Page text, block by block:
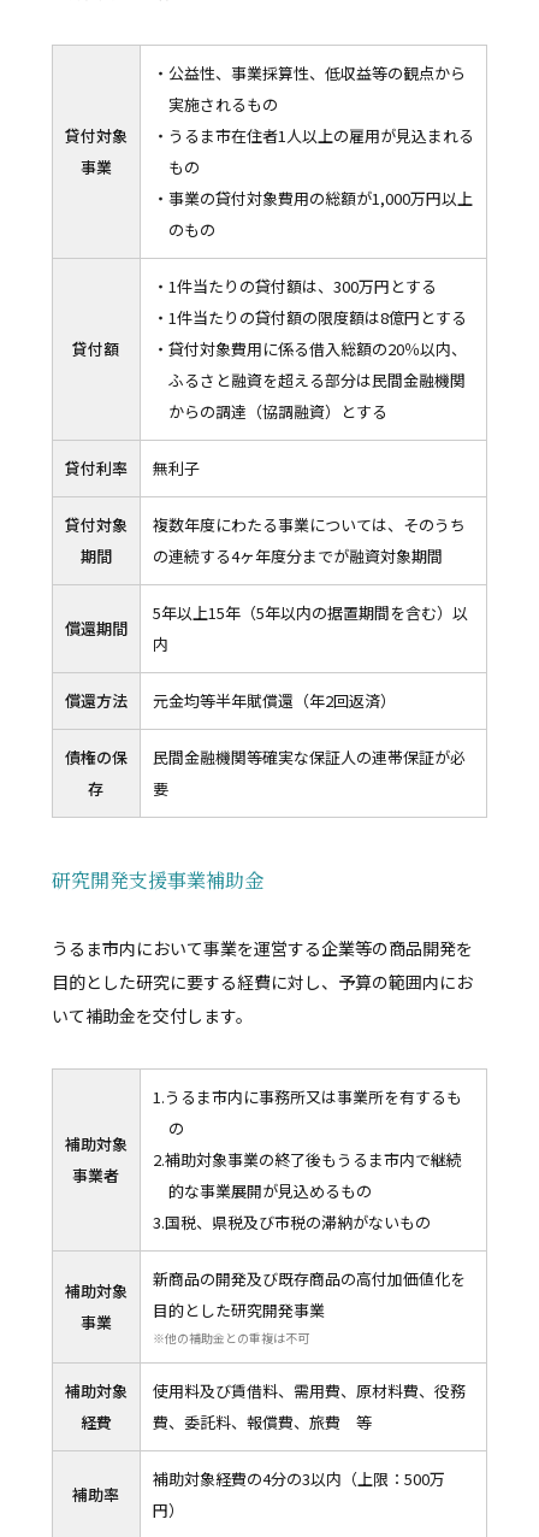
貸付対象
事業
・公益性、事業採算性、低収益等の観点から
実施されるもの
・うるま市在住者1人以上の雇用が見込まれる
もの
・事業の貸付対象費用の総額が1,000万円以上
のもの
貸付額
・1件当たりの貸付額は、300万円とする
・1件当たりの貸付額の限度額は8億円とする
・貸付対象費用に係る借入総額の20％以内、
ふるさと融資を超える部分は民間金融機関
からの調達（協調融資）とする
貸付利率 無利子
貸付対象
期間
複数年度にわたる事業については、そのうち
の連続する4ヶ年度分までが融資対象期間
償還期間
5年以上15年（5年以内の据置期間を含む）以
内
償還方法 元金均等半年賦償還（年2回返済）
債権の保
存
民間金融機関等確実な保証人の連帯保証が必
要
研究開発支援事業補助金
うるま市内において事業を運営する企業等の商品開発を
目的とした研究に要する経費に対し、予算の範囲内にお
いて補助金を交付します。
補助対象
事業者
1.うるま市内に事務所又は事業所を有するも
の
2.補助対象事業の終了後もうるま市内で継続
的な事業展開が見込めるもの
3.国税、県税及び市税の滞納がないもの
補助対象
事業
新商品の開発及び既存商品の高付加価値化を
目的とした研究開発事業
※他の補助金との重複は不可
補助対象
経費
使用料及び賃借料、需用費、原材料費、役務
費、委託料、報償費、旅費 等
補助率
補助対象経費の4分の3以内（上限：500万
円）